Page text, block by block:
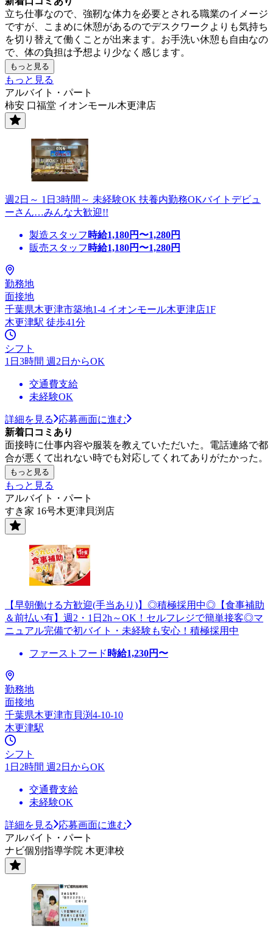
立ち仕事なので、強靭な体力を必要とされる職業のイメージ
ですが、こまめに休憩があるのでデスクワークよりも気持ち
を切り替えて働くことが出来ます。お手洗い休憩も自由なの
で、体の負担は予想より少なく感じます。
もっと見る
もっと見る
アルバイト・パート
柿安 口福堂 イオンモール木更津店
週2日～ 1日3時間～ 未経験OK 扶養内勤務OKバイトデビュ
ーさん…みんな大歓迎!!
製造スタッフ 時給1,180円〜1,280円
販売スタッフ 時給1,180円〜1,280円
勤務地
面接地
千葉県木更津市築地1-4 イオンモール木更津店1F
木更津駅 徒歩41分
シフト
1日3時間 週2日からOK
交通費支給
未経験OK
詳細を見る
応募画面に進む
新着口コミあり
面接時に仕事内容や服装を教えていただいた。電話連絡で都
合が悪くて出れない時でも対応してくれてありがたかった。
もっと見る
もっと見る
アルバイト・パート
すき家 16号木更津貝渕店
【早朝働ける方歓迎(手当あり)】◎積極採用中◎【食事補助
＆前払い有】週2・1日2h～OK！セルフレジで簡単接客◎マ
ニュアル完備で初バイト・未経験も安心！積極採用中
ファーストフード 時給1,230円〜
勤務地
面接地
千葉県木更津市貝渕4-10-10
木更津駅
シフト
1日2時間 週2日からOK
交通費支給
未経験OK
詳細を見る
応募画面に進む
アルバイト・パート
ナビ個別指導学院 木更津校